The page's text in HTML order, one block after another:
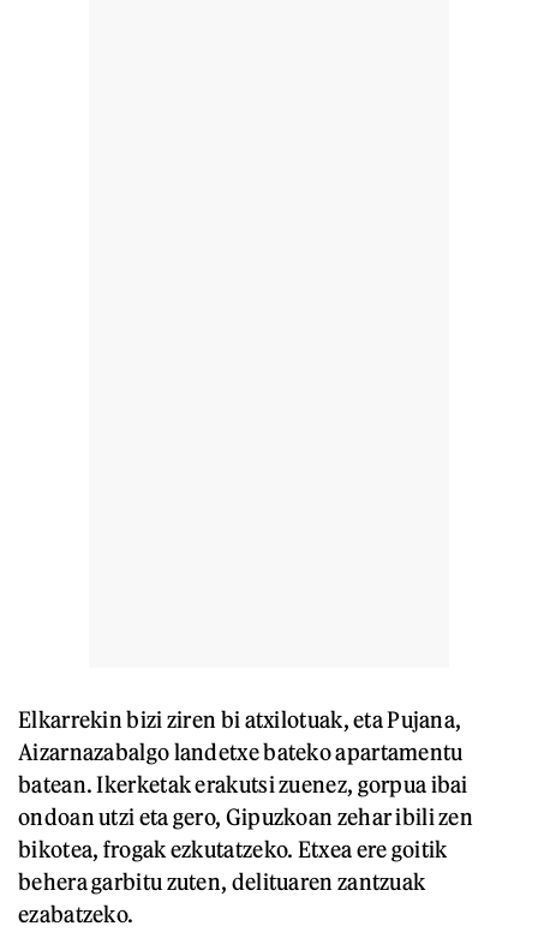
Elkarrekin bizi ziren bi atxilotuak, eta Pujana,
Aizarnazabalgo landetxe bateko apartamentu
batean. Ikerketak erakutsi zuenez, gorpua ibai
ondoan utzi eta gero, Gipuzkoan zehar ibili zen
bikotea, frogak ezkutatzeko. Etxea ere goitik
behera garbitu zuten, delituaren zantzuak
ezabatzeko.